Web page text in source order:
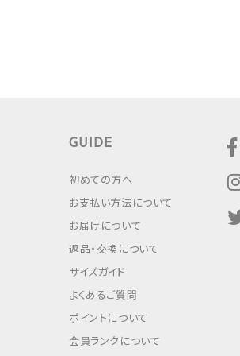
GUIDE
初めての方へ
お支払い方法について
お届けについて
返品・交換について
サイズガイド
よくあるご質問
ポイントについて
会員ランクについて